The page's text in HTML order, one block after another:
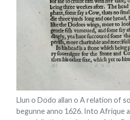
Llun o Dodo allan o A relation of
begunne anno 1626. Into Afrique